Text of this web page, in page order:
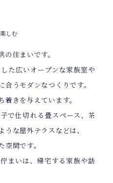
しむ
住まいです。
た広いオープンな家族室や
うモダンなつくりです。
きを与えています。
で仕切れる畳スペース、茶
な屋外テラスなどは、
間です。
まいは、帰宅する家族や訪